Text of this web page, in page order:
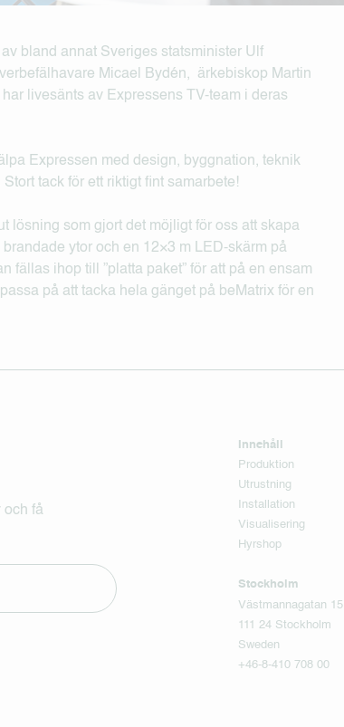
bland annat Sveriges statsminister Ulf
Micael Bydén, ärkebiskop Martin
livesänts av Expressens TV-team i deras
Expressen med design, byggnation, teknik
tack för ett riktigt fint samarbete!
lösning som gjort det möjligt för oss att skapa
ytor och en 12×3 m LED-skärm på
fällas ihop till ”platta paket” för att på en ensam
på att tacka hela gänget på beMatrix för en
och få
Innehåll
Produktion
Utrustning
Installation
Visualisering
Hyrshop
Stockholm
Västmannagatan 15
111 24 Stockholm
Sweden
+46-8-410 708 00